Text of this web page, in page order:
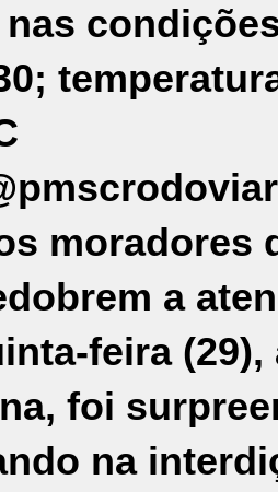
moradores
a
feira
, foi
na